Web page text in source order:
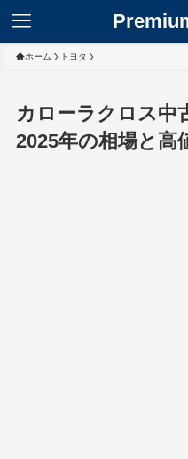
ホーム トヨタ
カローラクロス中
2025年の相場と高